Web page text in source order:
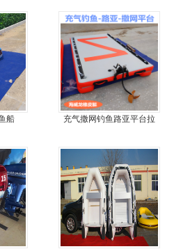
船
充气撒网钓鱼路亚平台拉